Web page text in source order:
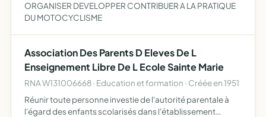
ORGANISER DEVELOPPER CONTRIBUER A LA PRATIQUE
DU MOTOCYCLISME
Association Des Parents D Eleves De L
Enseignement Libre De L Ecole Sainte Marie
RNA W131006668 · Education et formation · Créée en 1951
Réunir toute personne investie de l'autorité parentale à
l'égard des enfants scolarisés dans l'établissement